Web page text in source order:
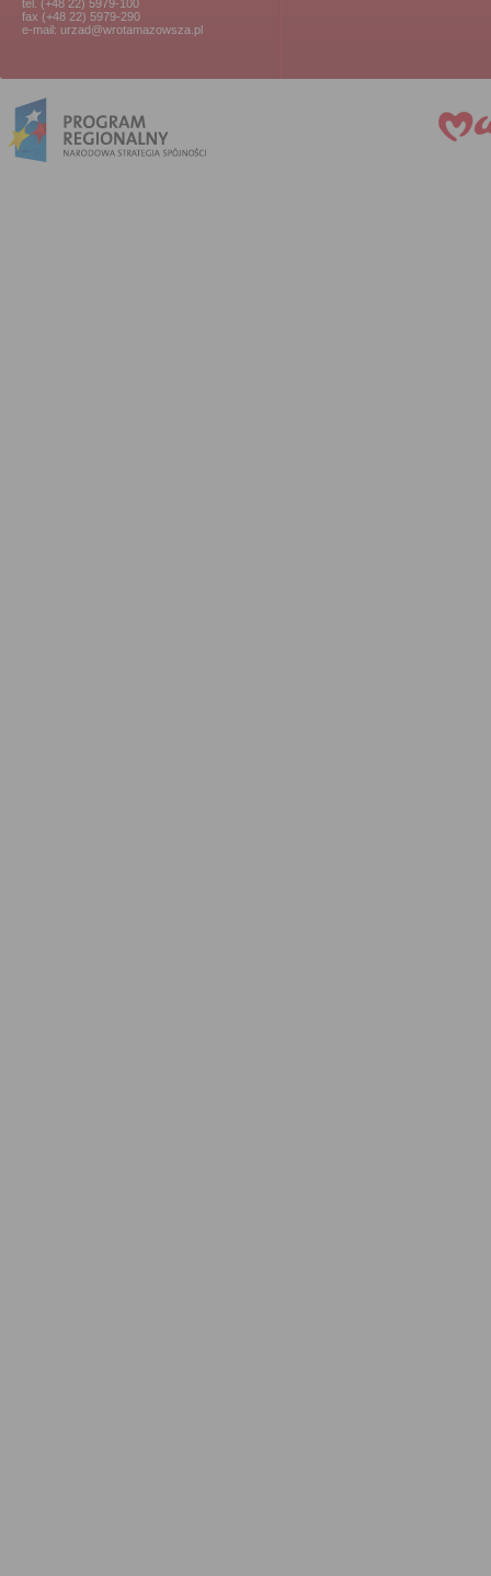
tel. (+48 22) 5979-100
fax (+48 22) 5979-290
e-mail: urzad@wrotamazowsza.pl